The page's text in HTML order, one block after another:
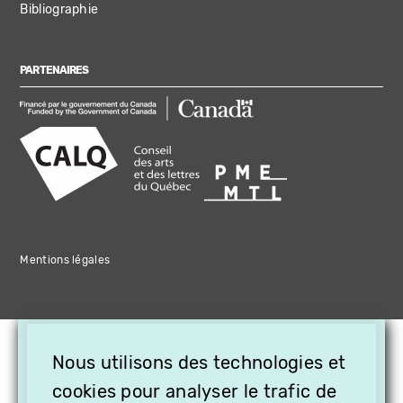
Bibliographie
PARTENAIRES
Mentions légales
Nous utilisons des technologies et
cookies pour analyser le trafic de
OFFREZ LA VIDÉO EN
CADEAU, ABONNEZ VOS